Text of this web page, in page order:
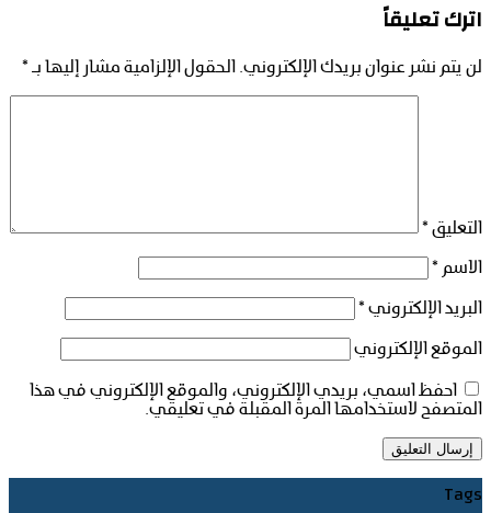
اترك تعليقاً
لن يتم نشر عنوان بريدك الإلكتروني. الحقول الإلزامية مشار إليها بـ *
التعليق *
الاسم *
البريد الإلكتروني *
الموقع الإلكتروني
احفظ اسمي، بريدي الإلكتروني، والموقع الإلكتروني في هذا
المتصفح لاستخدامها المرة المقبلة في تعليقي.
Tags